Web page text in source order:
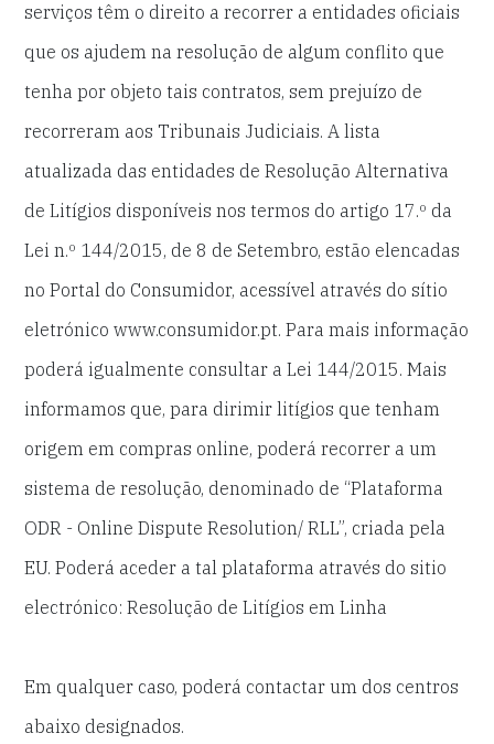
serviços têm o direito a recorrer a entidades oficiais
que os ajudem na resolução de algum conflito que
tenha por objeto tais contratos, sem prejuízo de
recorreram aos Tribunais Judiciais. A lista
atualizada das entidades de Resolução Alternativa
de Litígios disponíveis nos termos do artigo 17.º da
Lei n.º 144/2015, de 8 de Setembro, estão elencadas
no Portal do Consumidor, acessível através do sítio
eletrónico www.consumidor.pt. Para mais informação
poderá igualmente consultar a Lei 144/2015. Mais
informamos que, para dirimir litígios que tenham
origem em compras online, poderá recorrer a um
sistema de resolução, denominado de “Plataforma
ODR - Online Dispute Resolution/ RLL”, criada pela
EU. Poderá aceder a tal plataforma através do sitio
electrónico: Resolução de Litígios em Linha
Em qualquer caso, poderá contactar um dos centros
abaixo designados.